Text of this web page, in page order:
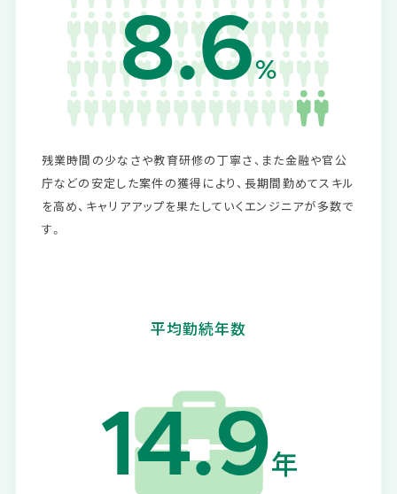
8.6%
残業時間の少なさや教育研修の丁寧さ、また金融や官公
庁などの安定した案件の獲得により、長期間勤めてスキル
を高め、キャリアアップを果たしていくエンジニアが多数で
す。
平均勤続年数
14.9年